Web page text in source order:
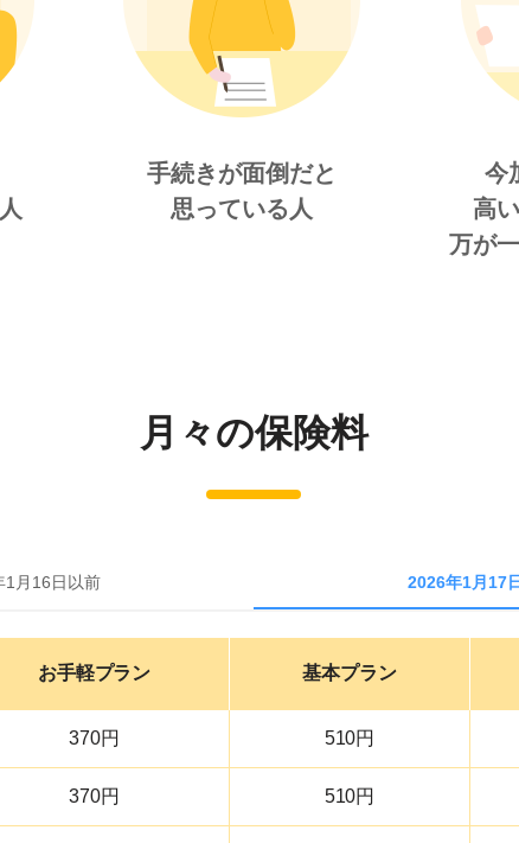
手続きが面倒だと
思っている人
今
高
万が
月々の保険料
1月16日以前 2026年1月17
お手軽プラン 基本プラン
370円 510円
370円 510円